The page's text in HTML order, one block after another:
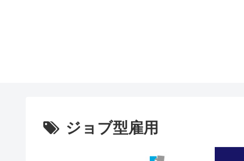
ジョブ型雇用